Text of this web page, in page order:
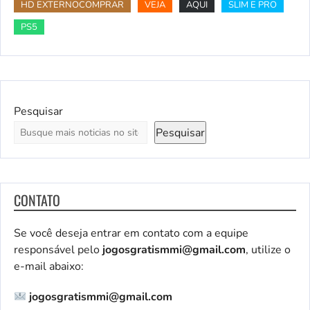
HD EXTERNOCOMPRAR
VEJA AQUI
SLIM E PRO
PS5
Pesquisar
Pesquisar
CONTATO
Se você deseja entrar em contato com a equipe
responsável pelo jogosgratismmi@gmail.com, utilize o
e-mail abaixo:
jogosgratismmi@gmail.com